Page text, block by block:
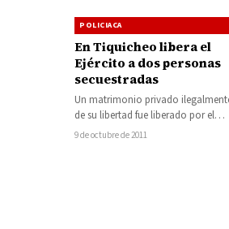
POLICIACA
En Tiquicheo libera el
Ejército a dos personas
secuestradas
Un matrimonio privado
de su libertad fue liberado por el
Ejército en un predio de la
9 de octubre de 2011